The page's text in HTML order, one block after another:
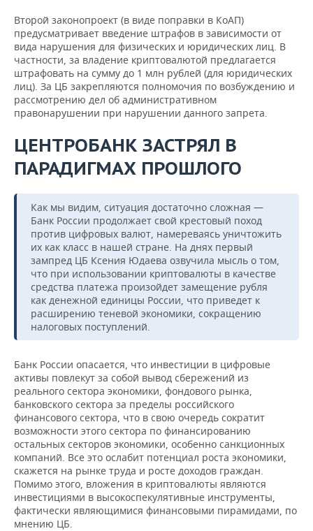
Второй законопроект (в виде поправки в КоАП)
предусматривает введение штрафов в зависимости от
вида нарушения для физических и юридических лиц. В
частности, за владение криптовалютой предлагается
штрафовать на сумму до 1 млн рублей (для юридических
лиц). За ЦБ закрепляются полномочия по возбуждению и
рассмотрению дел об административном
правонарушении при нарушении данного запрета.
ЦЕНТРОБАНК ЗАСТРЯЛ В
ПАРАДИГМАХ ПРОШЛОГО
Как мы видим, ситуация достаточно сложная —
Банк России продолжает свой крестовый поход
против цифровых валют, намереваясь уничтожить
их как класс в нашей стране. На днях первый
зампред ЦБ Ксения Юдаева озвучила мысль о том,
что при использовании криптовалюты в качестве
средства платежа произойдет замещение рубля
как денежной единицы России, что приведет к
расширению теневой экономики, сокращению
налоговых поступлений.
Банк России опасается, что инвестиции в цифровые
активы повлекут за собой вывод сбережений из
реального сектора экономики, фондового рынка,
банковского сектора за пределы российского
финансового сектора, что в свою очередь сократит
возможности этого сектора по финансированию
остальных секторов экономики, особенно санкционных
компаний. Все это ослабит потенциал роста экономики,
скажется на рынке труда и росте доходов граждан.
Помимо этого, вложения в криптовалюты являются
инвестициями в высокоспекулятивные инструменты,
фактически являющимися финансовыми пирамидами, по
мнению ЦБ.